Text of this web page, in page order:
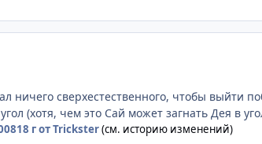
ничего сверхестественного, чтобы выйти
(хотя, чем это Сай может загнать Дея в
18 гот Trickster(см. историю изменений)